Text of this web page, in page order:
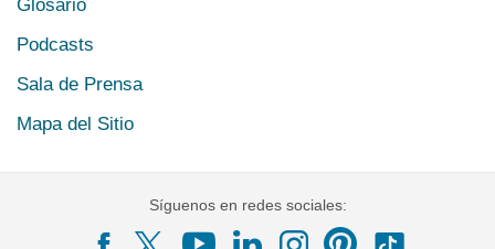
Glosario
Podcasts
Sala de Prensa
Mapa del Sitio
Síguenos en redes sociales: